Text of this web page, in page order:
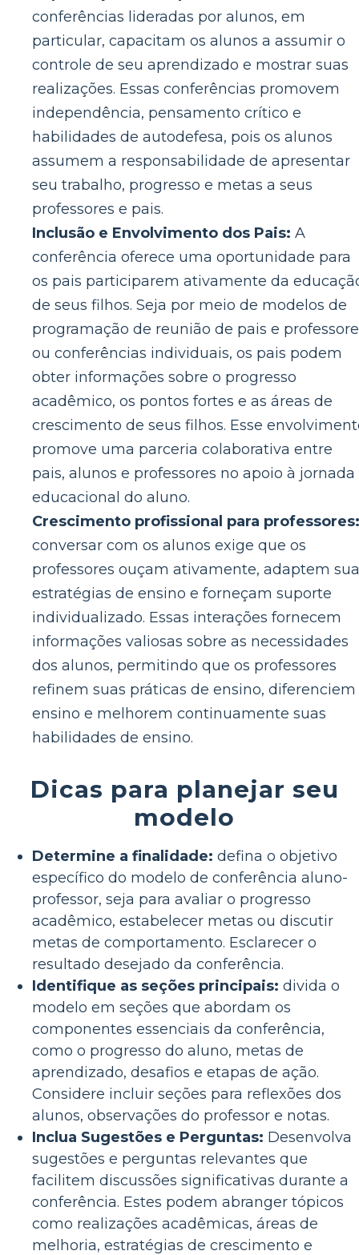
conferências lideradas por alunos, em
particular, capacitam os alunos a assumir o
controle de seu aprendizado e mostrar suas
realizações. Essas conferências promovem
independência, pensamento crítico e
habilidades de autodefesa, pois os alunos
assumem a responsabilidade de apresentar
seu trabalho, progresso e metas a seus
professores e pais.
Inclusão e Envolvimento dos Pais: A
conferência oferece uma oportunidade para
os pais participarem ativamente da
de seus filhos. Seja por meio de modelos de
programação de reunião de pais e
ou conferências individuais, os pais podem
obter informações sobre o progresso
acadêmico, os pontos fortes e as áreas de
crescimento de seus filhos. Esse
promove uma parceria colaborativa entre
pais, alunos e professores no apoio à jornada
educacional do aluno.
Crescimento profissional para professores:
conversar com os alunos exige que os
professores ouçam ativamente, adaptem
estratégias de ensino e forneçam suporte
individualizado. Essas interações fornecem
informações valiosas sobre as necessidades
dos alunos, permitindo que os professores
refinem suas práticas de ensino, diferenciem
ensino e melhorem continuamente suas
habilidades de ensino.
Dicas para planejar seu
modelo
Determine a finalidade: defina o objetivo
específico do modelo de conferência aluno-
professor, seja para avaliar o progresso
acadêmico, estabelecer metas ou discutir
metas de comportamento. Esclarecer o
resultado desejado da conferência.
Identifique as seções principais: divida o
modelo em seções que abordam os
componentes essenciais da conferência,
como o progresso do aluno, metas de
aprendizado, desafios e etapas de ação.
Considere incluir seções para reflexões dos
alunos, observações do professor e notas.
Inclua Sugestões e Perguntas: Desenvolva
sugestões e perguntas relevantes que
facilitem discussões significativas durante a
conferência. Estes podem abranger tópicos
como realizações acadêmicas, áreas de
melhoria, estratégias de crescimento e